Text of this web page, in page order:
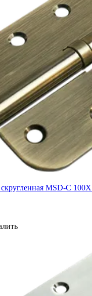
скругленная MSD-C